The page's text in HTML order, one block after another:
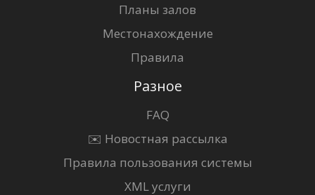
Планы залов
Местонахождение
Правила
Разное
FAQ
✉️ Новостная рассылка
Правила пользования системы
XML услуги